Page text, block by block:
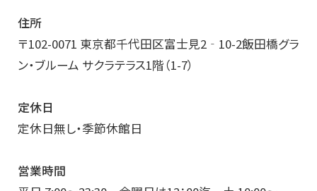
住所
〒102-0071 東京都千代田区富士見2‐10-2飯田橋グラ
ン・ブルーム サクラテラス1階（1-7）
定休日
定休日無し・季節休館日
営業時間